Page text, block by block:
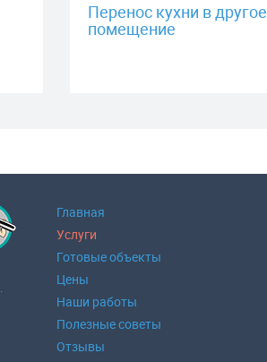
Перенос кухни в другое
помещение
Главная
Услуги
Готовые объекты
Цены
Наши работы
Полезные советы
Отзывы